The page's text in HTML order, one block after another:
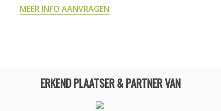
MEER INFO AANVRAGEN
ERKEND PLAATSER & PARTNER VAN